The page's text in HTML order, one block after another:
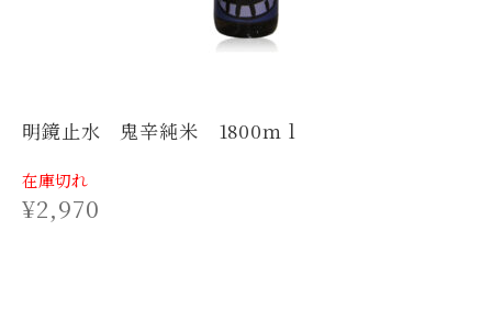
明鏡止水 鬼辛純米 1800ｍｌ
在庫切れ
¥2,970